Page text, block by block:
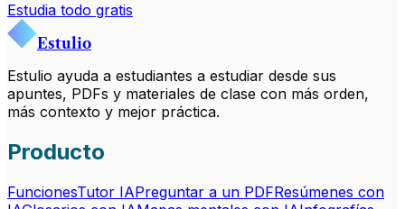
Estudia todo gratis
Estulio
Estulio ayuda a estudiantes a estudiar desde sus
apuntes, PDFs y materiales de clase con más orden,
más contexto y mejor práctica.
Producto
FuncionesTutor IAPreguntar a un PDFResúmenes con